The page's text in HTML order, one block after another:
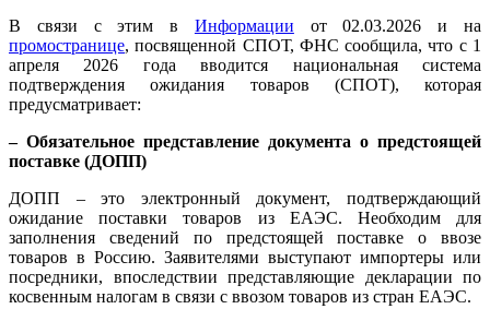
В связи с этим в Информации от 02.03.2026 и на
промостранице, посвященной СПОТ, ФНС сообщила, что с 1
апреля 2026 года вводится национальная система
подтверждения ожидания товаров (СПОТ), которая
предусматривает:
– Обязательное представление документа о предстоящей
поставке (ДОПП)
ДОПП – это электронный документ, подтверждающий
ожидание поставки товаров из ЕАЭС. Необходим для
заполнения сведений по предстоящей поставке о ввозе
товаров в Россию. Заявителями выступают импортеры или
посредники, впоследствии представляющие декларации по
косвенным налогам в связи с ввозом товаров из стран ЕАЭС.